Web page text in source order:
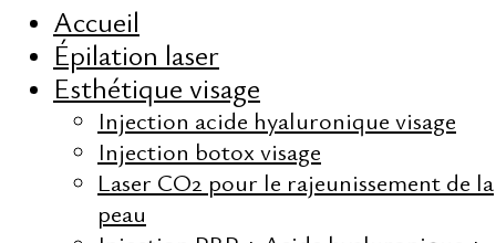
Accueil
Épilation laser
Esthétique visage
Injection acide hyaluronique visage
Injection botox visage
Laser CO2 pour le rajeunissement de la
peau
ADRESSE
32 Rue Philippe II
L-2340 Luxembourg
CONTACT